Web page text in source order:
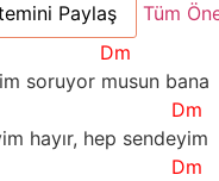
Paylaş
Tüm
Dm
soruyor musun bana
Dm
hayır, hep sendeyim
Dm